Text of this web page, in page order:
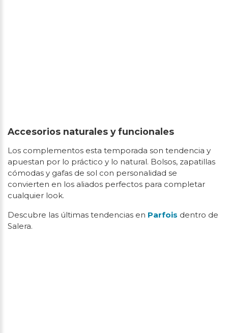
Accesorios naturales y funcionales
Los complementos esta temporada son tendencia y
apuestan por lo práctico y lo natural. Bolsos, zapatillas
cómodas y gafas de sol con personalidad se
convierten en los aliados perfectos para completar
cualquier look.
Descubre las últimas tendencias en Parfois dentro de
Salera.